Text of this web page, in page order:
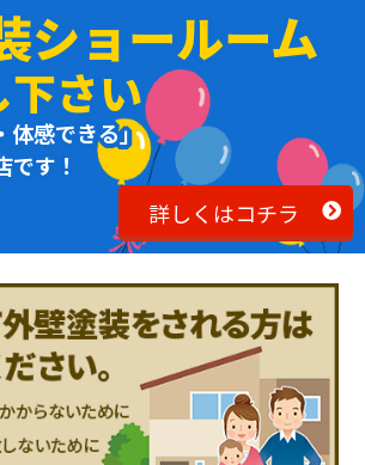
ショールーム
さい
体感できる」
です！
詳しくはコチラ